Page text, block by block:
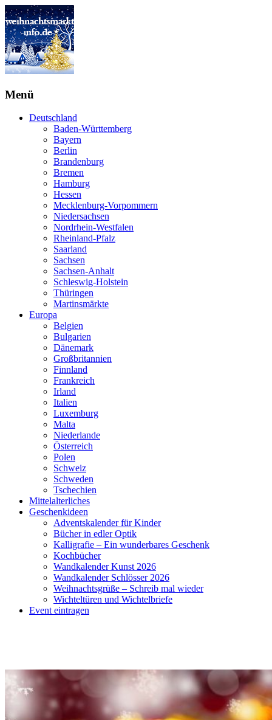
Menü
Deutschland
Baden-Württemberg
Bayern
Berlin
Brandenburg
Bremen
Hamburg
Hessen
Mecklenburg-Vorpommern
Niedersachsen
Nordrhein-Westfalen
Rheinland-Pfalz
Saarland
Sachsen
Sachsen-Anhalt
Schleswig-Holstein
Thüringen
Martinsmärkte
Europa
Belgien
Bulgarien
Dänemark
Großbritannien
Finnland
Frankreich
Irland
Italien
Luxemburg
Malta
Niederlande
Österreich
Polen
Schweiz
Schweden
Tschechien
Mittelalterliches
Geschenkideen
Adventskalender für Kinder
Bücher in edler Optik
Kalligrafie – Ein wunderbares Geschenk
Kochbücher
Wandkalender Kunst 2026
Wandkalender Schlösser 2026
Weihnachtsgrüße – Schreib mal wieder
Wichteltüren und Wichtelbriefe
Event eintragen